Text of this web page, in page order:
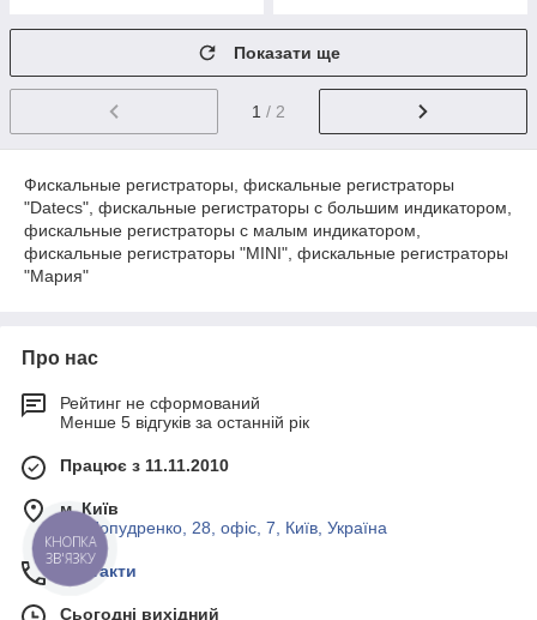
Показати ще
1 / 2
Фискальные регистраторы, фискальные регистраторы
"Datecs", фискальные регистраторы с большим индикатором,
фискальные регистраторы с малым индикатором,
фискальные регистраторы "МІNІ", фискальные регистраторы
"Мария"
Про нас
Рейтинг не сформований
Менше 5 відгуків за останній рік
Працює з 11.11.2010
м. Київ
ул. Попудренко, 28, офіс, 7, Київ, Україна
Контакти
Сьогодні вихідний
КНОПКА
ЗВ'ЯЗКУ